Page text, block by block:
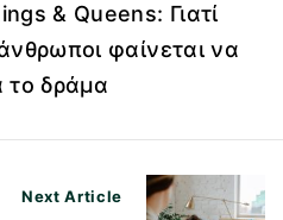
& Queens: Γιατί
φαίνεται να
το δράμα
Next Article